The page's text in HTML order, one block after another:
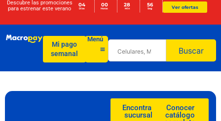
Descubre las promociones
para estrenar este verano
04
Días
00
Horas
28
Min
56
Seg Ver ofertas
Mi pago
semanal
Menú
Buscar
Encontrar
sucursal
Conocer
catálogo